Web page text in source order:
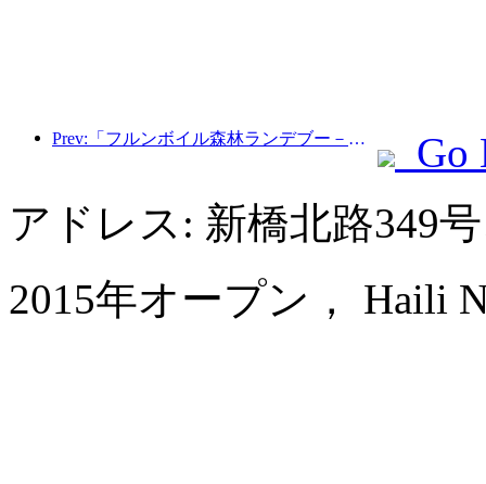
Prev:「フルンボイル森林ランデブー－大興安嶺エクスプレス－星光列車－天一旅」観光列車が初運行を行った。
Go
アドレス: 新橋北路349
2015年オープン， Haili